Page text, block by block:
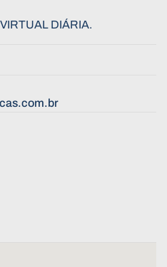
DIÁRIA.